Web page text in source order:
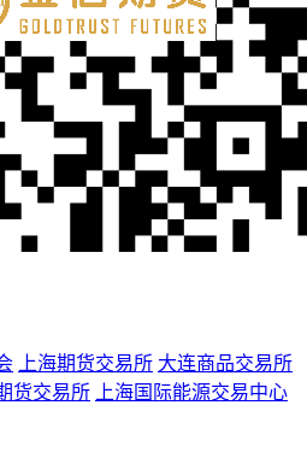
上海期货交易所 大连商品交易所
货交易所 上海国际能源交易中心